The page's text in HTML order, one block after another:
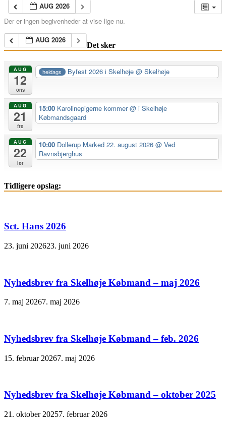
AUG 2026
Der er ingen begivenheder at vise lige nu.
AUG 2026
Det sker
AUG
12
ons
heldags Byfest 2026 i Skelhøje@ Skelhøje
AUG
21
fre
15:00 Karolinepigerne kommer@ i Skelhøje
Købmandsgaard
AUG
22
lør
10:00 Dollerup Marked 22. august 2026 @ Ved
Ravnsbjerghus
Tidligere opslag:
Sct. Hans 2026
23. juni 202623. juni 2026
Nyhedsbrev fra Skelhøje Købmand – maj 2026
7. maj 20267. maj 2026
Nyhedsbrev fra Skelhøje Købmand – feb. 2026
15. februar 20267. maj 2026
Nyhedsbrev fra Skelhøje Købmand – oktober 2025
21. oktober 20257. februar 2026